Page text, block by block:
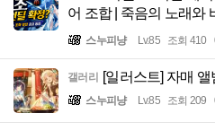
어 조합 | 죽음의 노래와
스누피냥 Lv.85 조회 410
갤러리 [일러스트] 자매 앨
스누피냥 Lv.85 조회 209